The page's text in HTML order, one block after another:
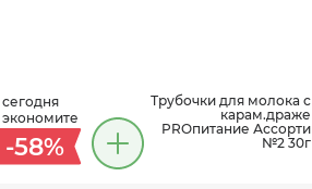
сегодня
экономите
-58%
Трубочки для молока с
карам.драже
PROпитание Ассорти
№2 30г